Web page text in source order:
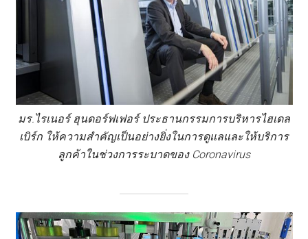
มร.ไรเนอร์ ฮุนดอร์ฟเฟอร์ ประธานกรรมการบริหารไฮเดล
เบิร์ก ให้ความสำคัญเป็นอย่างยิ่งในการดูแลและให้บริการ
ลูกค้าในช่วงการระบาดของ Coronavirus